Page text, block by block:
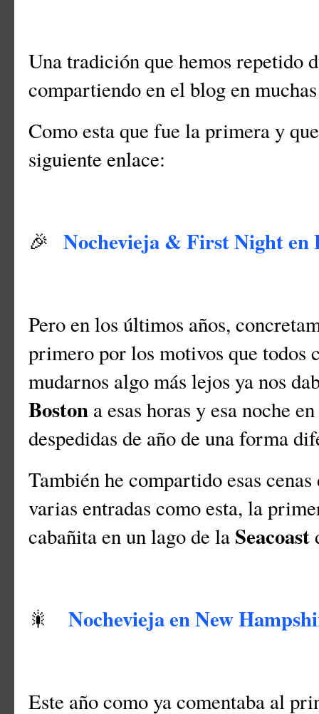
Una tradición que hemos repetido
compartiendo en el blog en
Como esta que fue la primera y
siguiente enlace:
🎉 Nochevieja & First Night en
Pero en los últimos años,
primero por los motivos que todos
mudarnos algo más lejos ya nos
Boston a esas horas y esa noche
despedidas de año de una forma
También he compartido esas
varias entradas como esta, la
cabañita en un lago de la Seacoast
🎇 Nochevieja en New
Este año como ya comentaba al